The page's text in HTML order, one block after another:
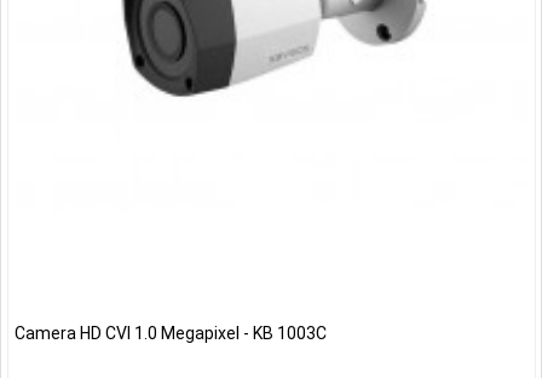
Camera HD CVI 1.0 Megapixel - KB 1003C